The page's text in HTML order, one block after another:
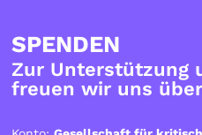
SPENDEN
Zur Unterstützung
freuen wir uns